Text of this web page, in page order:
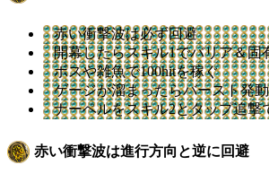
赤い衝撃波は必ず回避
開幕したらスキル1でバリア＆固
ボスや雑魚で100hitを稼ぐ
ゲージが溜まったらバースト発動
ナーペルをスキル2とタップ追撃
赤い衝撃波は進行方向と逆に回避